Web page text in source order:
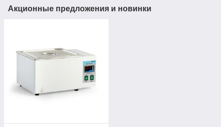
Акционные предложения и новинки